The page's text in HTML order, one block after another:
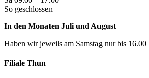
So geschlossen
In den Monaten Juli und August
Haben wir jeweils am Samstag nur bis
Filiale Thun